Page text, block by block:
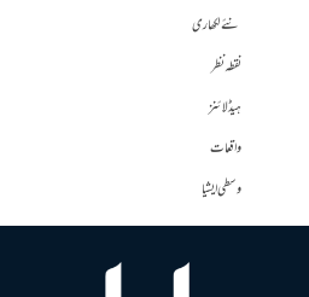
نئے لکھاری
نقطہ نظر
ہیڈلائنز
واقعات
وسطی ایشیا